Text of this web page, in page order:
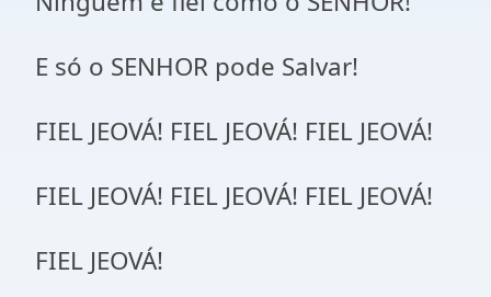
E só o SENHOR pode Salvar!
FIEL JEOVÁ! FIEL JEOVÁ! FIEL JEOVÁ!
FIEL JEOVÁ! FIEL JEOVÁ! FIEL JEOVÁ!
FIEL JEOVÁ!